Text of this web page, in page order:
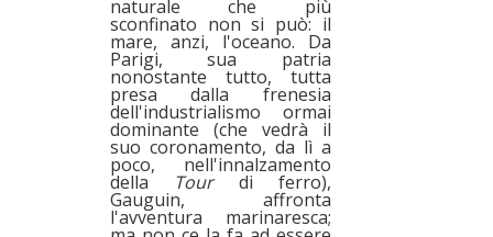
naturale che più
sconfinato non si può: il
mare, anzi, l'oceano. Da
Parigi, sua patria
nonostante tutto, tutta
presa dalla frenesia
dell'industrialismo ormai
dominante (che vedrà il
suo coronamento, da lì a
poco, nell'innalzamento
della Tourdi ferro),
Gauguin, affronta
l'avventura marinaresca;